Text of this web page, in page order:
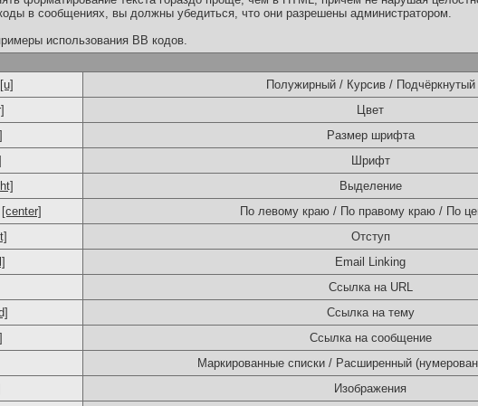
в сообщениях, вы должны убедиться, что они разрешены администратором.
использования BB кодов.
[u]
Полужирный / Курсив / Подчёркнутый
Цвет
Размер шрифта
Шрифт
Выделение
[center]
По левому краю / По правому краю / По
Отступ
Email Linking
Ссылка на URL
Ссылка на тему
Ссылка на сообщение
Маркированные списки / Расширенный
Изображения